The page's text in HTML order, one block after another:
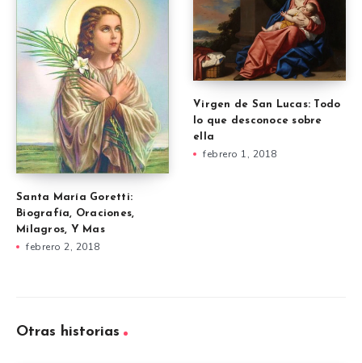
Santa María Goretti:
Biografía, Oraciones,
Milagros, Y Mas
febrero 2, 2018
Virgen de San Lucas: Todo
lo que desconoce sobre
ella
febrero 1, 2018
Otras historias